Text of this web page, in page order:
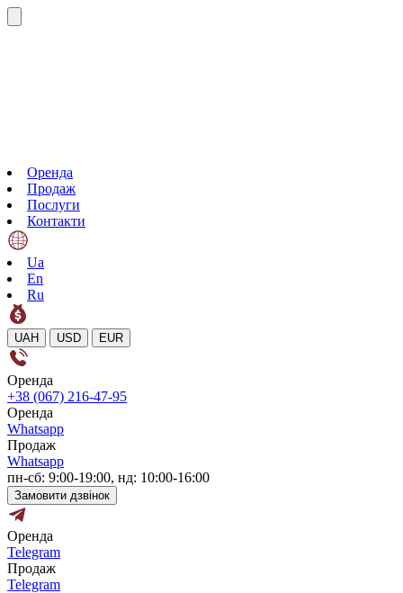
Оренда
Продаж
Послуги
Контакти
Ua
En
Ru
UAH USD EUR
Оренда
+38 (067) 216-47-95
Оренда
Whatsapp
Продаж
Whatsapp
пн-сб: 9:00-19:00, нд: 10:00-16:00
Замовити дзвінок
Оренда
Telegram
Продаж
Telegram